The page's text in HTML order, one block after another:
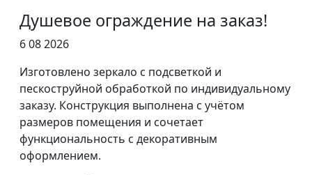
Душевое ограждение на заказ!
6 08 2026
Изготовлено зеркало с подсветкой и
пескоструйной обработкой по индивидуальному
заказу. Конструкция выполнена с учётом
размеров помещения и сочетает
функциональность с декоративным
оформлением.